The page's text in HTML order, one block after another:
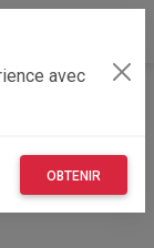
avec
OBTENIR